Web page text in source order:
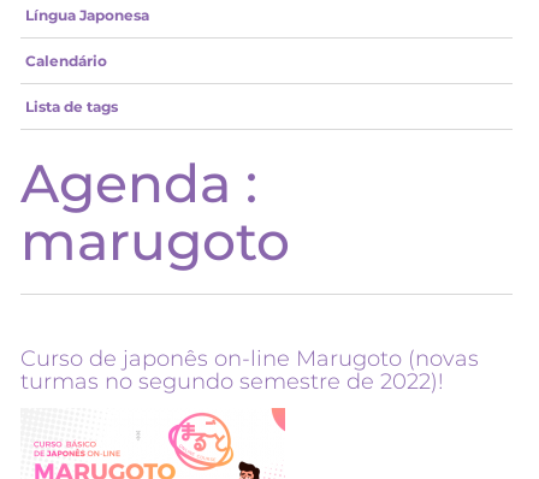
Língua Japonesa
Calendário
Lista de tags
Agenda :
marugoto
Curso de japonês on-line Marugoto (novas
turmas no segundo semestre de 2022)!